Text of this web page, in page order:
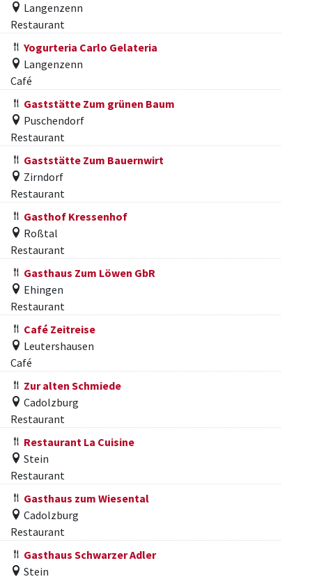
Langenzenn
Restaurant
Yogurteria Carlo Gelateria
Langenzenn
Café
Gaststätte Zum grünen Baum
Puschendorf
Restaurant
Gaststätte Zum Bauernwirt
Zirndorf
Restaurant
Gasthof Kressenhof
Roßtal
Restaurant
Gasthaus Zum Löwen GbR
Ehingen
Restaurant
Café Zeitreise
Leutershausen
Café
Zur alten Schmiede
Cadolzburg
Restaurant
Restaurant La Cuisine
Stein
Restaurant
Gasthaus zum Wiesental
Cadolzburg
Restaurant
Gasthaus Schwarzer Adler
Stein